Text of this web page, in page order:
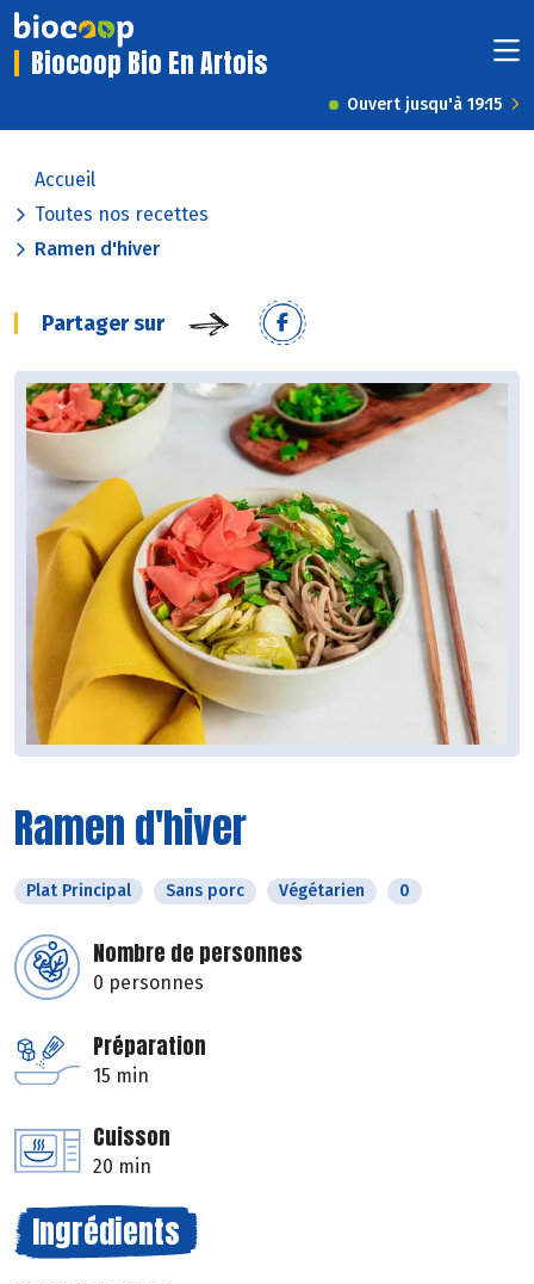
Biocoop Bio En Artois
Ouvert jusqu'à 19:15
Accueil
Toutes nos recettes
Ramen d'hiver
Partager sur
Ramen d'hiver
Plat Principal Sans porc Végétarien 0
Nombre de personnes
0 personnes
Préparation
15 min
Cuisson
20 min
Ingrédients